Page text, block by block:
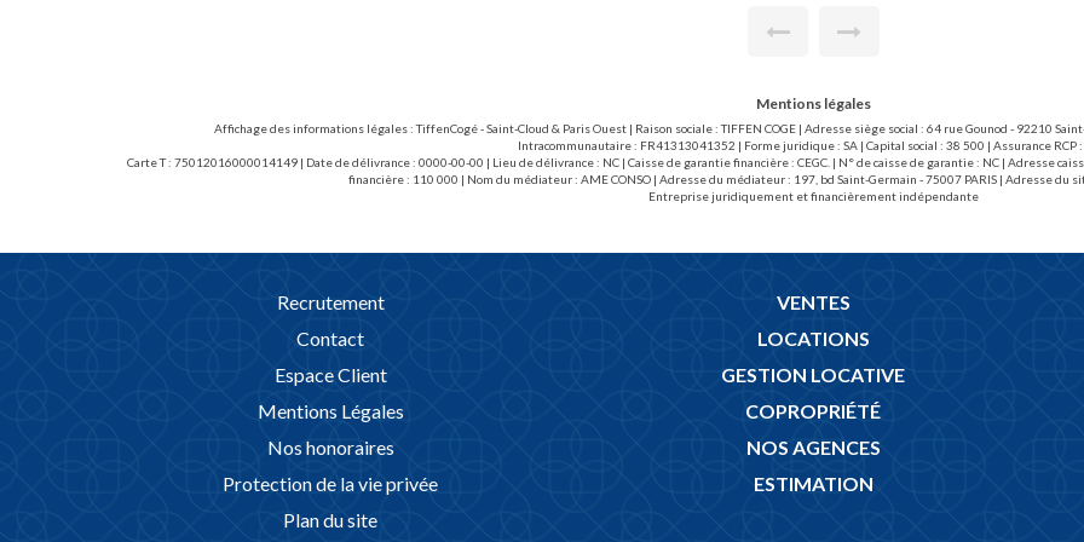
Mentions légales
Affichage des informations légales : TiffenCogé - Saint-Cloud & Paris Ouest | Raison sociale : TIFFEN COGE | Adresse siège social : 64 rue Gounod - 92210
Intracommunautaire : FR41313041352 | Forme juridique : SA | Capital social : 38 500 | Assurance RCP :
Carte T : 75012016000014149 | Date de délivrance : 0000-00-00 | Lieu de délivrance : NC | Caisse de garantie financière : CEGC. | N° de caisse de garantie : NC | Adresse
financière : 110 000 | Nom du médiateur : AME CONSO | Adresse du médiateur : 197, bd Saint-Germain - 75007 PARIS | Adresse du
Entreprise juridiquement et financièrement indépendante
Recrutement
Contact
Espace Client
Mentions Légales
Nos honoraires
Protection de la vie privée
Plan du site
VENTES
LOCATIONS
GESTION LOCATIVE
COPROPRIÉTÉ
NOS AGENCES
ESTIMATION